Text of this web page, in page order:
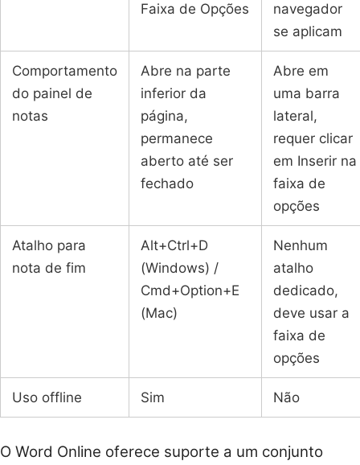
Faixa de Opções
navegador
se aplicam
Comportamento
do painel de
notas
Abre na parte
inferior da
página,
permanece
aberto até ser
fechado
Abre em
uma barra
lateral,
requer clicar
em Inserir na
faixa de
opções
Atalho para
nota de fim
Alt+Ctrl+D
(Windows) /
Cmd+Option+E
(Mac)
Nenhum
atalho
dedicado,
deve usar a
faixa de
opções
Uso offline Sim Não
O Word Online oferece suporte a um conjunto